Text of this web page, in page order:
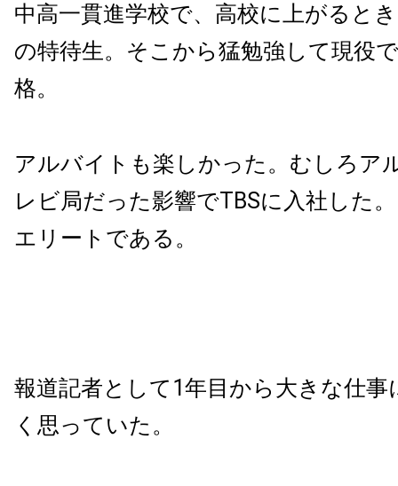
中高一貫進学校で、高校に上がると
の特待生。そこから猛勉強して現役
格。
アルバイトも楽しかった。むしろア
レビ局だった影響でTBSに入社した
エリートである。
報道記者として1年目から大きな仕事
く思っていた。